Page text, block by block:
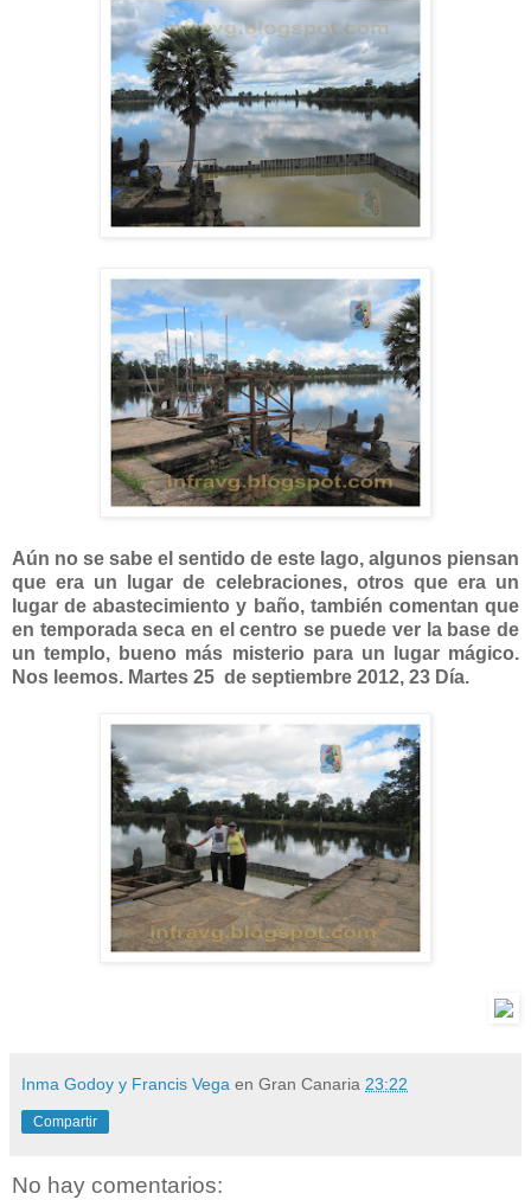
Aún no se sabe el sentido de este lago, algunos piensan
que era un lugar de celebraciones, otros que era un
lugar de abastecimiento y baño, también comentan que
en temporada seca en el centro se puede ver la base de
un templo, bueno más misterio para un lugar mágico.
Nos leemos. Martes 25 de septiembre 2012, 23 Día.
Inma Godoy y Francis Vega en Gran Canaria 23:22
Compartir
No hay comentarios: